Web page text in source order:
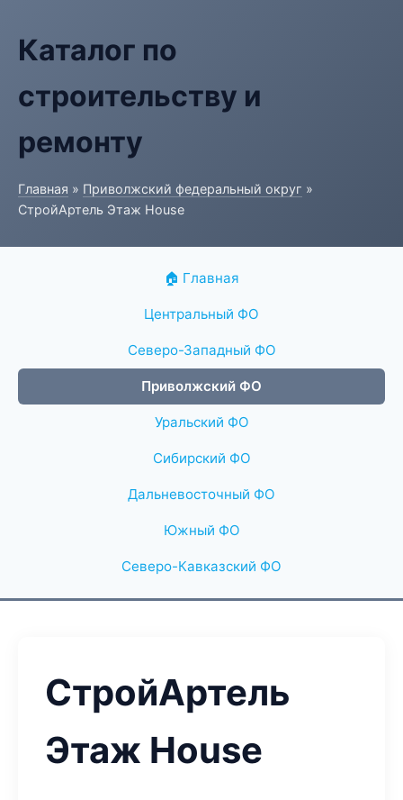
Каталог по
строительству и
ремонту
Главная » Приволжский федеральный округ »
СтройАртель Этаж House
🏠 Главная
Центральный ФО
Северо-Западный ФО
Приволжский ФО
Уральский ФО
Сибирский ФО
Дальневосточный ФО
Южный ФО
Северо-Кавказский ФО
СтройАртель
Этаж House